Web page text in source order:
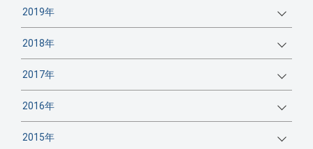
2019年
2018年
2017年
2016年
2015年